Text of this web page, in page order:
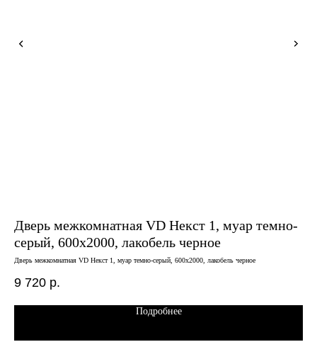
Дверь межкомнатная VD Некст 1, муар темно-
серый, 600х2000, лакобель черное
Дверь межкомнатная VD Некст 1, муар темно-серый, 600х2000, лакобель черное
9 720 р.
Подробнее